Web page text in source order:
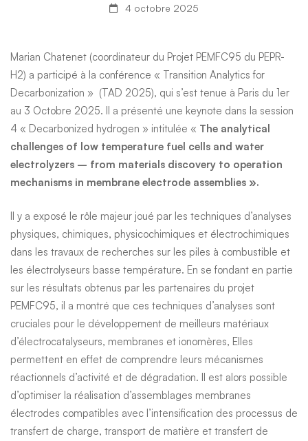
combustible
et
électrolyseurs
basse
température
4 octobre 2025
Marian Chatenet (coordinateur du Projet PEMFC95 du PEPR-
H2) a participé à la conférence « Transition Analytics for
Decarbonization » (TAD 2025), qui s’est tenue à Paris du 1er
au 3 Octobre 2025. Il a présenté une keynote dans la session
4 « Decarbonized hydrogen » intitulée « The analytical
challenges of low temperature fuel cells and water
electrolyzers – from materials discovery to operation
mechanisms in membrane electrode assemblies ».
Il y a exposé le rôle majeur joué par les techniques d’analyses
physiques, chimiques, physicochimiques et électrochimiques
dans les travaux de recherches sur les piles à combustible et
les électrolyseurs basse température. En se fondant en partie
sur les résultats obtenus par les partenaires du projet
PEMFC95, il a montré que ces techniques d’analyses sont
cruciales pour le développement de meilleurs matériaux
d’électrocatalyseurs, membranes et ionomères, Elles
permettent en effet de comprendre leurs mécanismes
réactionnels d’activité et de dégradation. Il est alors possible
d’optimiser la réalisation d’assemblages membranes
électrodes compatibles avec l’intensification des processus de
transfert de charge, transport de matière et transfert de